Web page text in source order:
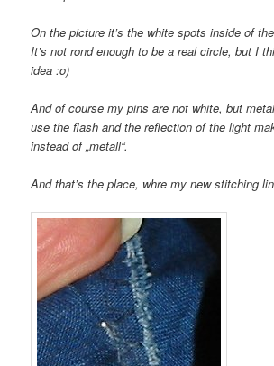
On the picture it’s the white spots inside of
It’s not rond enough to be a real circle, but I
idea :o)
And of course my pins are not white, but
use the flash and the reflection of the light
instead of „metall“.
And that’s the place, whre my new stitching